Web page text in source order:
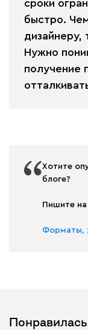
сроки
быстро.
дизайнеру,
Нужно
получение
Хотите
блоге?
Пишите
Форматы,